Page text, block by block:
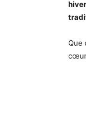
hiver
Que
cœur